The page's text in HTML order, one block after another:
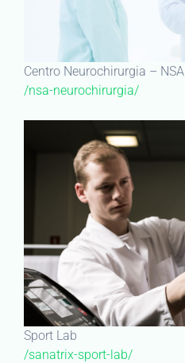
Centro Neurochirurgia – NSA
/nsa-neurochirurgia/
Sport Lab
/sanatrix-sport-lab/